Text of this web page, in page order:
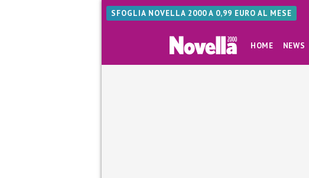
SFOGLIA NOVELLA 2000 A 0,99 EURO AL MESE
HOME NEWS